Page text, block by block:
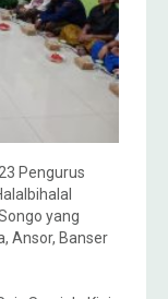
Pengurus
yang
Ansor, Banser